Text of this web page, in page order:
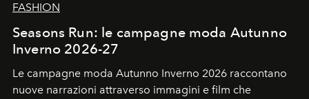
FASHION
Seasons Run: le campagne moda Autunno
Inverno 2026-27
Le campagne moda Autunno Inverno 2026 raccontano
nuove narrazioni attraverso immagini e film che